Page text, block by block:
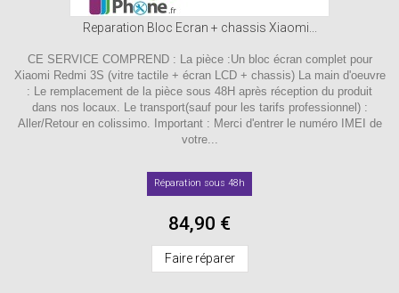
Reparation Bloc Ecran + chassis Xiaomi...
CE SERVICE COMPREND : La pièce :Un bloc écran complet pour
Xiaomi Redmi 3S (vitre tactile + écran LCD + chassis) La main d'oeuvre
: Le remplacement de la pièce sous 48H après réception du produit
dans nos locaux. Le transport(sauf pour les tarifs professionnel) :
Aller/Retour en colissimo. Important : Merci d'entrer le numéro IMEI de
votre...
Réparation sous 48h
84,90 €
Faire réparer